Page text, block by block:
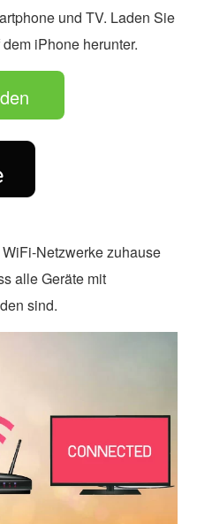
und TV. Laden Sie
iPhone herunter.
Netzwerke zuhause
alle Geräte mit
sind.